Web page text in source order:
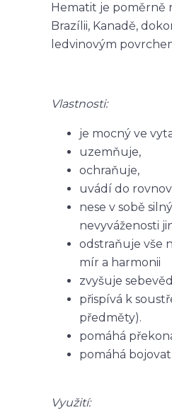
Hematit je poměrně
Brazílii, Kanadě,
ledvinovým
Vlastnosti:
je mocný ve
uzemňuje,
ochraňuje,
uvádí do
nese v sobě
nevyváženosti
odstraňuje vše
mír a harmonii
zvyšuje
přispívá k
předměty).
pomáhá
pomáhá
Využití: